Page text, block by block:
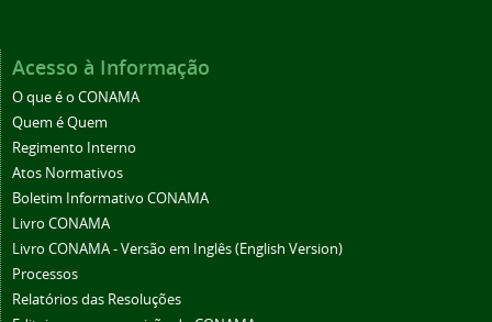
Acesso à Informação
O que é o CONAMA
Quem é Quem
Regimento Interno
Atos Normativos
Boletim Informativo CONAMA
Livro CONAMA
Livro CONAMA - Versão em Inglês (English Version)
Processos
Relatórios das Resoluções